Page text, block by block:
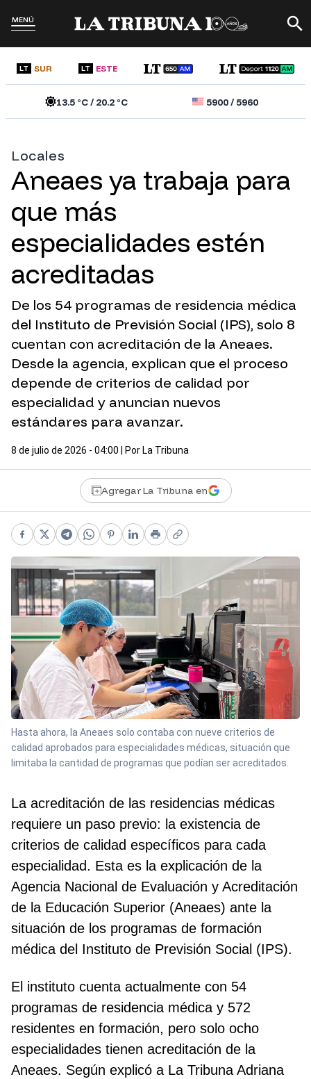
MENÚ
LT SUR LT ESTE
13.5°C /20.2°C 5900/5960
Locales
Aneaes ya trabaja para
que más
especialidades estén
acreditadas
De los 54 programas de residencia médica
del Instituto de Previsión Social (IPS), solo 8
cuentan con acreditación de la Aneaes.
Desde la agencia, explican que el proceso
depende de criterios de calidad por
especialidad y anuncian nuevos
estándares para avanzar.
8 de julio de 2026 - 04:00 | Por La Tribuna
Agregar La Tribuna en
Facebook
X Telegram
WhatsApp
Pinterest
LinkedIn
PrintCopy link
Hasta ahora, la Aneaes solo contaba con nueve criterios de
calidad aprobados para especialidades médicas, situación que
limitaba la cantidad de programas que podían ser acreditados.
La acreditación de las residencias médicas
requiere un paso previo: la existencia de
criterios de calidad específicos para cada
especialidad. Esta es la explicación de la
Agencia Nacional de Evaluación y Acreditación
de la Educación Superior (Aneaes) ante la
situación de los programas de formación
médica del Instituto de Previsión Social (IPS).
El instituto cuenta actualmente con 54
programas de residencia médica y 572
residentes en formación, pero solo ocho
especialidades tienen acreditación de la
Aneaes. Según explicó a La Tribuna Adriana